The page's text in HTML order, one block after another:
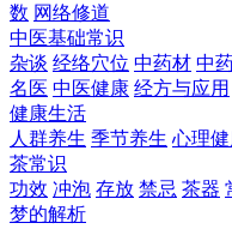
数 网络修道
中医基础常识
杂谈 经络穴位 中药材 中
名医 中医健康 经方与应用
健康生活
人群养生 季节养生 心理
茶常识
功效 冲泡 存放 禁忌 茶器
梦的解析